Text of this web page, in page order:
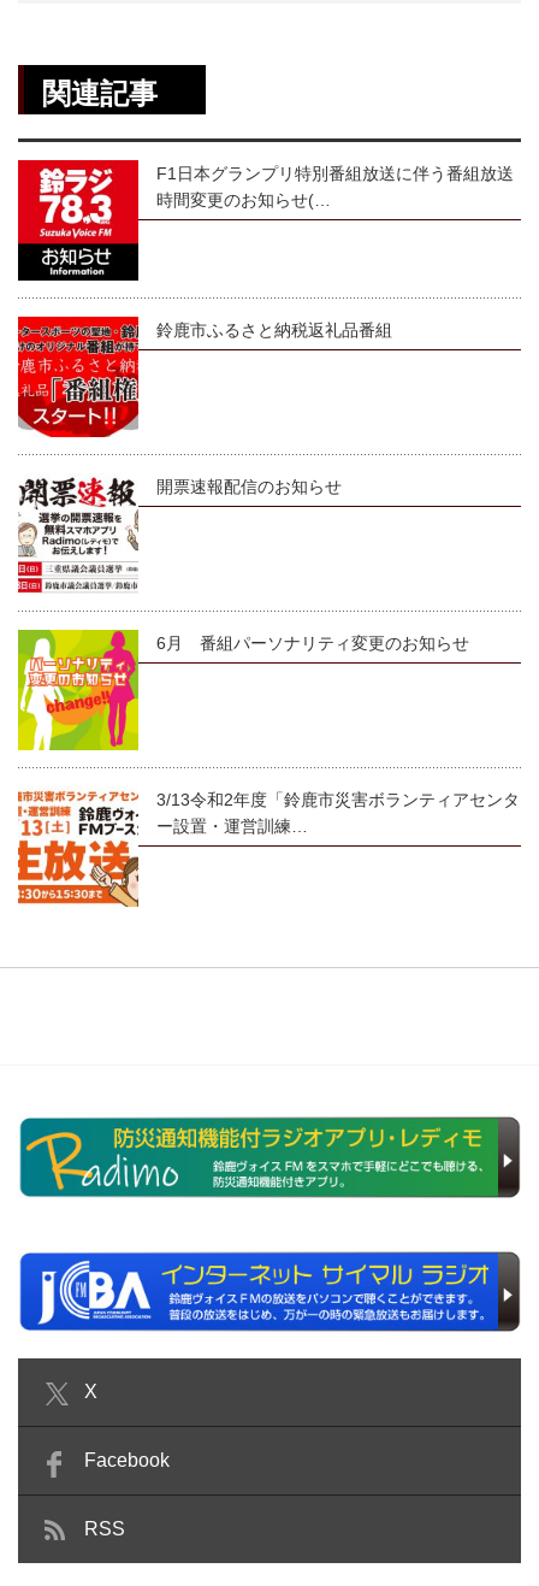
関連記事
F1日本グランプリ特別番組放送に伴う番組放送
時間変更のお知らせ(…
鈴鹿市ふるさと納税返礼品番組
開票速報配信のお知らせ
6月 番組パーソナリティ変更のお知らせ
3/13令和2年度「鈴鹿市災害ボランティアセンタ
ー設置・運営訓練…
X
Facebook
RSS